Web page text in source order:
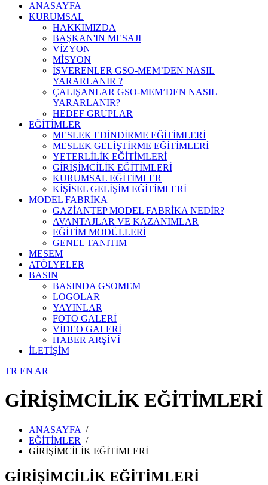
ANASAYFA
KURUMSAL
HAKKIMIZDA
BAŞKAN'IN MESAJI
VİZYON
MİSYON
İŞVERENLER GSO-MEM’DEN NASIL
YARARLANIR ?
ÇALIŞANLAR GSO-MEM’DEN NASIL
YARARLANIR?
HEDEF GRUPLAR
EĞİTİMLER
MESLEK EDİNDİRME EĞİTİMLERİ
MESLEK GELİŞTİRME EĞİTİMLERİ
YETERLİLİK EĞİTİMLERİ
GİRİŞİMCİLİK EĞİTİMLERİ
KURUMSAL EĞİTİMLER
KİŞİSEL GELİŞİM EĞİTİMLERİ
MODEL FABRİKA
GAZİANTEP MODEL FABRİKA NEDİR?
AVANTAJLAR VE KAZANIMLAR
EĞİTİM MODÜLLERİ
GENEL TANITIM
MESEM
ATÖLYELER
BASIN
BASINDA GSOMEM
LOGOLAR
YAYINLAR
FOTO GALERİ
VİDEO GALERİ
HABER ARŞİVİ
İLETİŞİM
TR EN AR
GİRİŞİMCİLİK EĞİTİMLERİ
ANASAYFA /
EĞİTİMLER /
GİRİŞİMCİLİK EĞİTİMLERİ
GİRİŞİMCİLİK EĞİTİMLERİ